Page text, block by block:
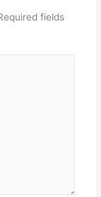
fields